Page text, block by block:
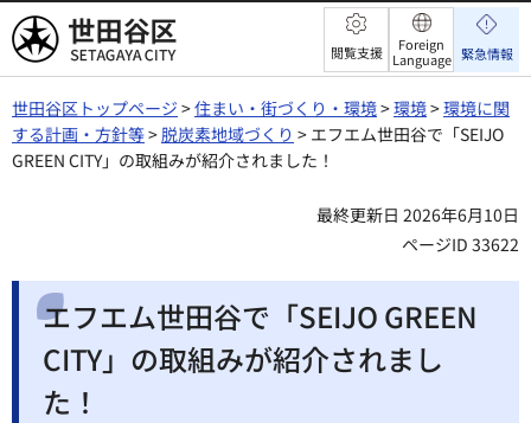
世田谷区 閲覧支援
Foreign
Language 緊急情報
世田谷区トップページ >住まい・街づくり・環境>環境>環境に関
する計画・方針等>脱炭素地域づくり > エフエム世田谷で「SEIJO
GREEN CITY」の取組みが紹介されました！
最終更新日 2026年6月10日
ページID 33622
エフエム世田谷で「SEIJO GREEN
CITY」の取組みが紹介されまし
た！